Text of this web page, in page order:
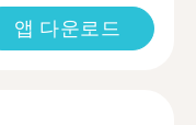
앱 다운로드